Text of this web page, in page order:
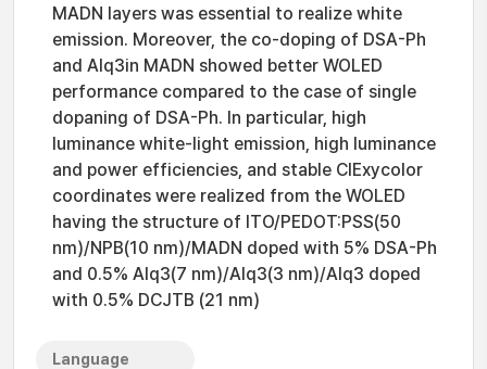
MADN layers was essential to realize white
emission. Moreover, the co-doping of DSA-Ph
and Alq3in MADN showed better WOLED
performance compared to the case of single
dopaning of DSA-Ph. In particular, high
luminance white-light emission, high luminance
and power efficiencies, and stable CIExycolor
coordinates were realized from the WOLED
having the structure of ITO/PEDOT:PSS(50
nm)/NPB(10 nm)/MADN doped with 5% DSA-Ph
and 0.5% Alq3(7 nm)/Alq3(3 nm)/Alq3 doped
with 0.5% DCJTB (21 nm)
Language